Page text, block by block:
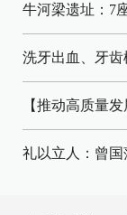
牛河梁遗址：7
洗牙出血、牙齿
【推动高质量
礼以立人：曾